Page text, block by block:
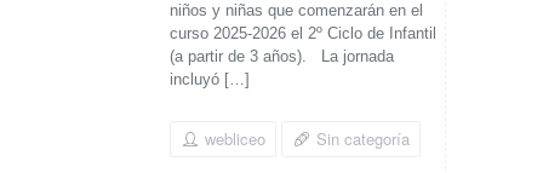
niños y niñas que comenzarán en el
curso 2025-2026 el 2º Ciclo de Infantil
(a partir de 3 años). La jornada
incluyó […]
webliceo Sin categoría